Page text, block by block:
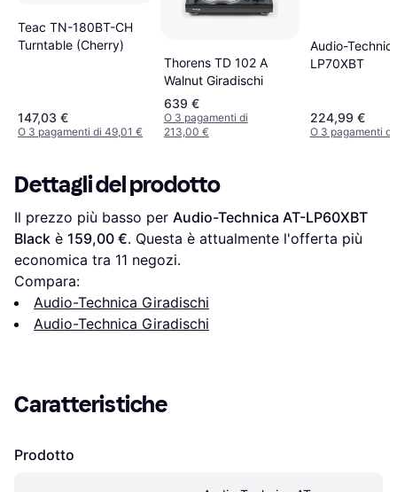
Teac TN-180BT-CH
Turntable (Cherry)
147,03 €
O 3 pagamenti di 49,01 €
Thorens TD 102 A
Walnut Giradischi
639 €
O 3 pagamenti di
213,00 €
Audio-
LP70XBT
224,99 €
O 3 pagamenti di
Dettagli del prodotto
Il prezzo più basso per Audio-Technica AT-LP60XBT
Black è 159,00 €. Questa è attualmente l'offerta più
economica tra 11 negozi.
Compara:
Audio-Technica Giradischi
Audio-Technica Giradischi
Caratteristiche
Prodotto